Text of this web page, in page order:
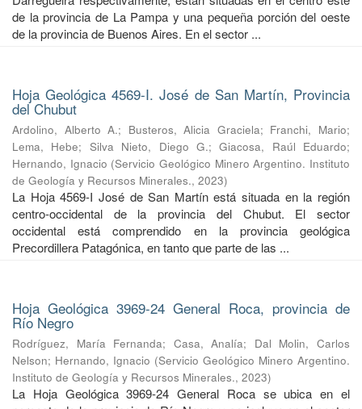
de la provincia de La Pampa y una pequeña porción del oeste
de la provincia de Buenos Aires. En el sector ...
Hoja Geológica 4569-I. José de San Martín, Provincia
del Chubut
Ardolino, Alberto A.; Busteros, Alicia Graciela; Franchi, Mario;
Lema, Hebe; Silva Nieto, Diego G.;Giacosa, Raúl Eduardo;
Hernando, Ignacio (Servicio Geológico Minero Argentino. Instituto
de Geología y Recursos Minerales., 2023)
La Hoja 4569-I José de San Martín está situada en la región
centro-occidental de la provincia del Chubut. El sector
occidental está comprendido en la provincia geológica
Precordillera Patagónica, en tanto que parte de las ...
Hoja Geológica 3969-24 General Roca, provincia de
Río Negro
Rodríguez, María Fernanda; Casa, Analía; Dal Molin, Carlos
Nelson; Hernando, Ignacio (Servicio Geológico Minero Argentino.
Instituto de Geología y Recursos Minerales., 2023)
La Hoja Geológica 3969-24 General Roca se ubica en el